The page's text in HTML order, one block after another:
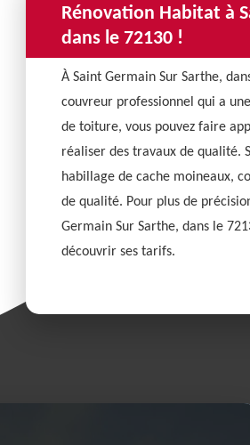
Rénovation Habitat à
dans le 72130 !
À Saint Germain Sur Sarthe,
couvreur professionnel qui a
de toiture, vous pouvez faire
réaliser des travaux de qualité.
habillage de cache moineaux,
de qualité. Pour plus de
Germain Sur Sarthe, dans le
découvrir ses tarifs.